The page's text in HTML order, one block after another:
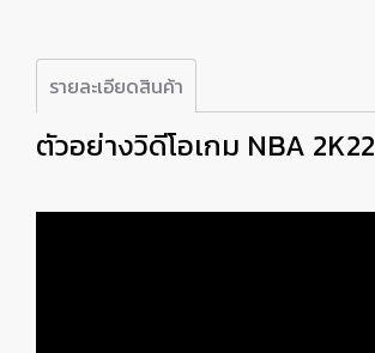
รายละเอียดสินค้า
ตัวอย่างวิดีโอเกม NBA 2K22